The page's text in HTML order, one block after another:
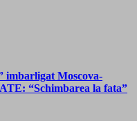
imbarligat Moscova-
“Schimbarea la fata”